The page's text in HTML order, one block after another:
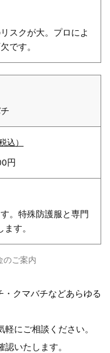
スクが大。プロによ
です。
円
。特殊防護服と専門
す。
のご案内
クマバチなどあらゆる
にご相談ください。
いたします。